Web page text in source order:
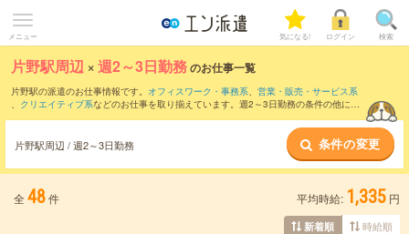
メニュー 気になる! ログイン 検索
片野駅周辺 ×週2～3日勤務のお仕事一覧
片野駅の派遣のお仕事情報です。 オフィスワーク・事務系、 営業・販売・サービス系
、 クリエイティブ系などのお仕事を取り揃えています。週2～3日勤務の条件の他に、
片野駅周辺 / 週2～3日勤務 条件の変更
全 48件 平均時給: 1,335 円
新着順 時給順